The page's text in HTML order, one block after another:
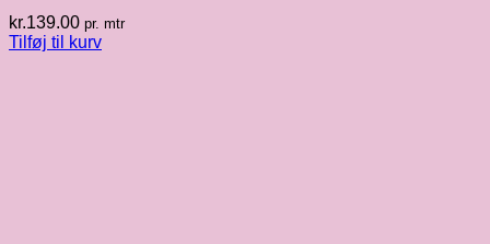
kr.139.00 pr. mtr
Tilføj til kurv